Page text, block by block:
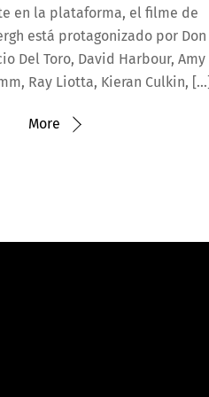
en la plataforma, el filme de
está protagonizado por Don
Del Toro, David Harbour, Amy
Ray Liotta, Kieran Culkin,
More